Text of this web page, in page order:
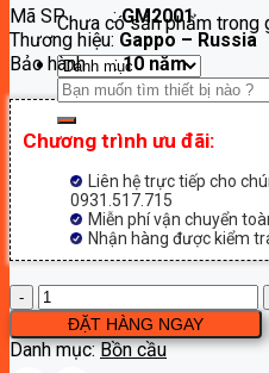
Chưa có sản phẩm trong
Tìm
kiếm:
là:
34,000,000₫.
tại
là:
Mã SP :GM2001
Thương hiệu: Gappo – Russia
Bảo hành :10 năm
Chương trình ưu đãi:
Liên hệ trực tiếp cho
0931.517.715
Miễn phí vận chuyển
Nhận hàng được kiểm
Bệt
thông
minh
Gappo
ĐẶT HÀNG NGAY
Danh mục:Bồn cầu